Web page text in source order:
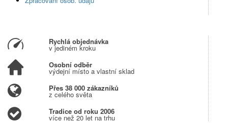
Rychlá objednávka
v jediném kroku
Osobní odběr
výdejní místo a vlastní sklad
Přes 38 000 zákazníků
z celého světa
Tradice od roku 2006
více než 20 let na trhu